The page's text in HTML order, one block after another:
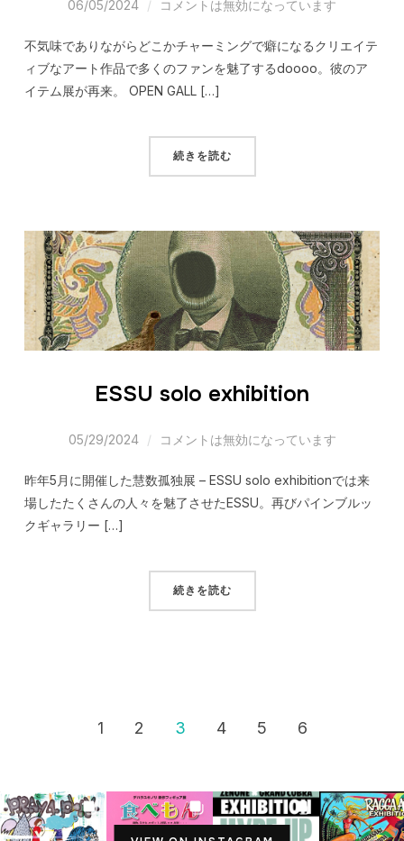
06/05/2024 コメントは無効になっています
不気味でありながらどこかチャーミングで癖になるクリエイテ
ィブなアート作品で多くのファンを魅了するdoooo。彼のア
イテム展が再来。 OPEN GALL […]
続きを読む
ESSU solo exhibition
05/29/2024 コメントは無効になっています
昨年5月に開催した慧数孤独展 – ESSU solo exhibitionでは来
場したたくさんの人々を魅了させたESSU。再びパインブルッ
クギャラリー […]
続きを読む
1 2 3 4 5 6